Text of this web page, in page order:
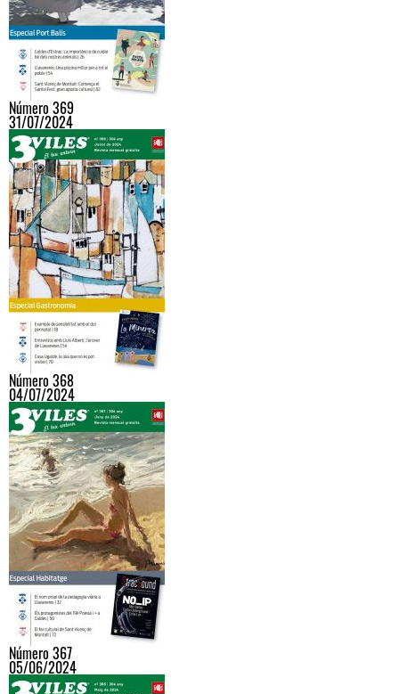
Número 369
31/07/2024
Número 368
04/07/2024
Número 367
05/06/2024